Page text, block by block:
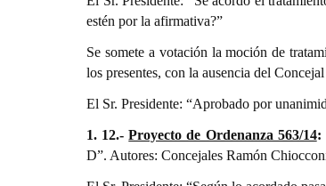
estén por la afirmativa?”
Se somete a votación la moción de
los presentes, con la ausencia del
El Sr. Presidente: “Aprobado por
1. 12.-Proyecto de Ordenanza 563/14:
D”. Autores: Concejales Ramón